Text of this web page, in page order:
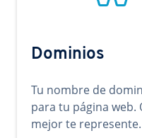
Dominios
Tu nombre de
para tu página
mejor te represente.